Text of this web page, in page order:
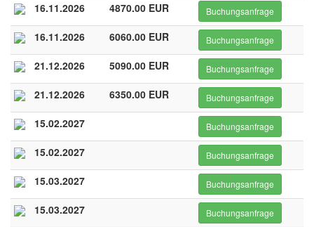
16.11.2026 4870.00 EUR Buchungsanfrage
16.11.2026 6060.00 EUR Buchungsanfrage
21.12.2026 5090.00 EUR Buchungsanfrage
21.12.2026 6350.00 EUR Buchungsanfrage
15.02.2027 Buchungsanfrage
15.02.2027 Buchungsanfrage
15.03.2027 Buchungsanfrage
15.03.2027 Buchungsanfrage